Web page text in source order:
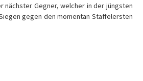
nächster Gegner, welcher in der jüngsten
gegen den momentan Staffelersten